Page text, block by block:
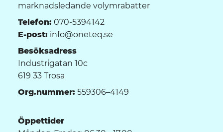
marknadsledande volymrabatter
Telefon: 070-5394142
E-post: info@oneteq.se
Besöksadress
Industrigatan 10c
619 33 Trosa
Org.nummer: 559306–4149
Öppettider